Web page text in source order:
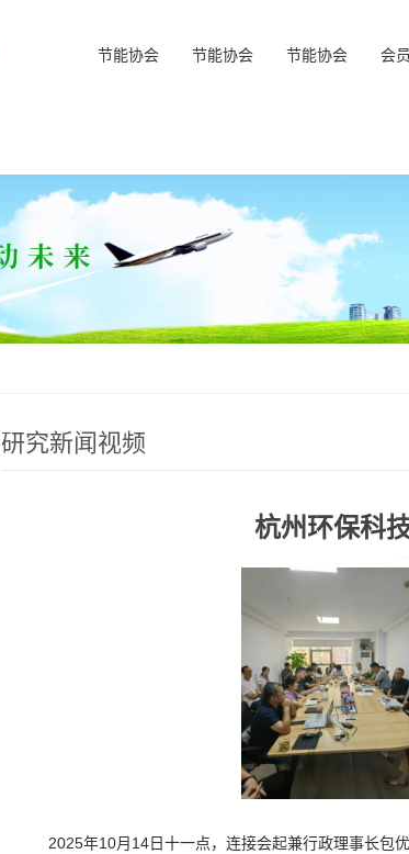
节能协会 节能协会 节能协会 会
研究新闻视频
杭州环保科
2025年10月14日十一点，连接会起兼行政理事长包